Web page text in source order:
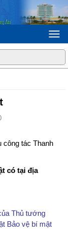
công tác Thanh
có tại địa
Thủ tướng
Bảo vệ bí mật